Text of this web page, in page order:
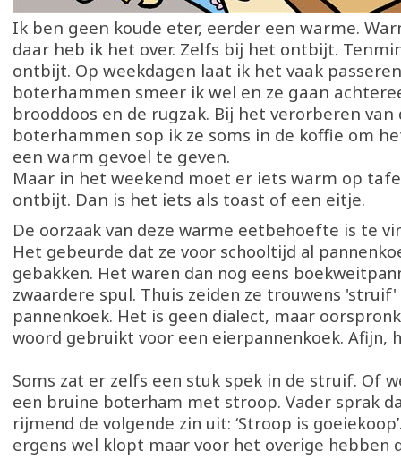
Ik ben geen koude eter, eerder een warme.
daar heb ik het over. Zelfs bij het ontbijt.
ontbijt. Op weekdagen laat ik het vaak
boterhammen smeer ik wel en ze gaan
brooddoos en de rugzak. Bij het verorberen van
boterhammen sop ik ze soms in de koffie om
een warm gevoel te geven.
Maar in het weekend moet er iets warm op
ontbijt. Dan is het iets als toast of een eitje.
De oorzaak van deze warme eetbehoefte is te
Het gebeurde dat ze voor schooltijd al
gebakken. Het waren dan nog eens
zwaardere spul. Thuis zeiden ze trouwens
pannenkoek. Het is geen dialect, maar
woord gebruikt voor een eierpannenkoek. Afijn,
Soms zat er zelfs een stuk spek in de struif. Of
een bruine boterham met stroop. Vader sprak
rijmend de volgende zin uit: ‘Stroop is
ergens wel klopt maar voor het overige hebben